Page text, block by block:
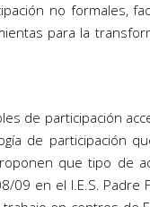
no formales,
para la
de participación
de participación
que tipo de
en el I.E.S. Padre